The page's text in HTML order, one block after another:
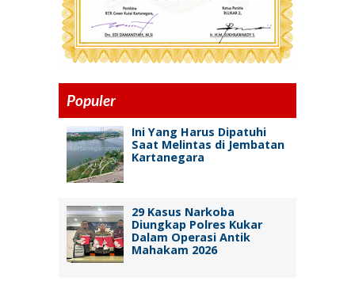
Populer
Ini Yang Harus Dipatuhi
Saat Melintas di Jembatan
Kartanegara
29 Kasus Narkoba
Diungkap Polres Kukar
Dalam Operasi Antik
Mahakam 2026